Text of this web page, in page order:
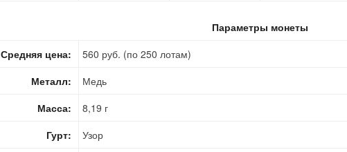
Параметры монеты
Средняя цена:
560 руб. (по 250 лотам)
Металл:
Медь
Масса:
8,19 г
Гурт:
Узор